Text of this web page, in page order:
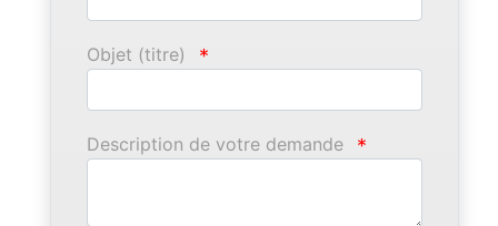
Objet (titre) *
Description de votre demande *